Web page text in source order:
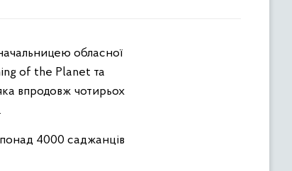
of the Planet та
впродовж чотирьох
понад 4000 саджанців